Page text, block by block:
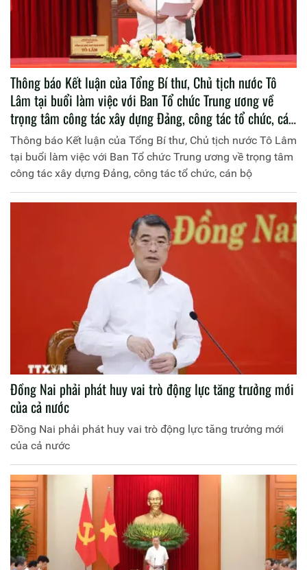
Thông báo Kết luận của Tổng Bí thư, Chủ tịch nước Tô
Lâm tại buổi làm việc với Ban Tổ chức Trung ương về
trọng tâm công tác xây dựng Đảng, công tác tổ chức, cán
bộ
Thông báo Kết luận của Tổng Bí thư, Chủ tịch nước Tô Lâm
tại buổi làm việc với Ban Tổ chức Trung ương về trọng tâm
công tác xây dựng Đảng, công tác tổ chức, cán bộ
Đồng Nai phải phát huy vai trò động lực tăng trưởng mới
của cả nước
Đồng Nai phải phát huy vai trò động lực tăng trưởng mới
của cả nước